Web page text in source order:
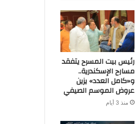
رئيس بيت المسرح يتفقد
مسارح الإسكندرية..
و«كامل العدد» يزين
عروض الموسم الصيفي
منذ 3 أيام